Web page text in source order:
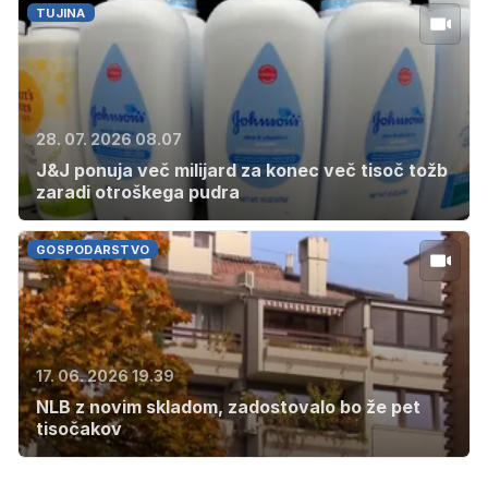
TUJINA
28. 07. 2026 08.07
J&J ponuja več milijard za konec več tisoč tožb
zaradi otroškega pudra
GOSPODARSTVO
17. 06. 2026 19.39
NLB z novim skladom, zadostovalo bo že pet
tisočakov